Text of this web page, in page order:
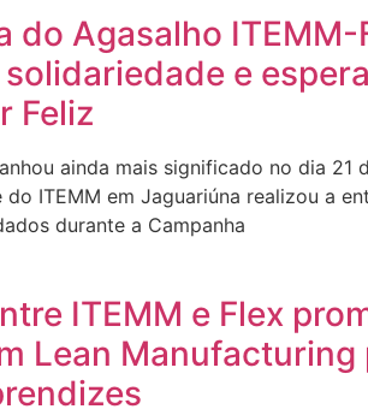
do Agasalho ITEMM-
e
Feliz
ainda mais significado no dia 21
do ITEMM em Jaguariúna realizou a
durante a Campanha
ITEMM e Flex
Lean Manufacturing